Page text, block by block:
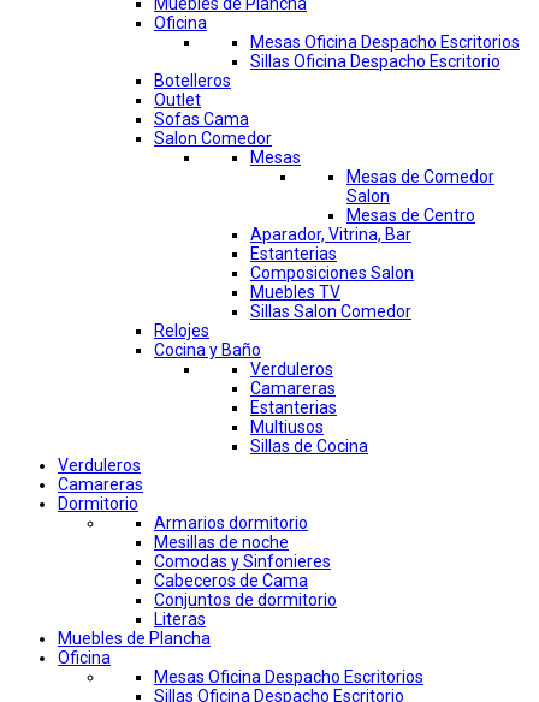
Muebles de Plancha
Oficina
Mesas Oficina Despacho Escritorios
Sillas Oficina Despacho Escritorio
Botelleros
Outlet
Sofas Cama
Salon Comedor
Mesas
Mesas de Comedor
Salon
Mesas de Centro
Aparador, Vitrina, Bar
Estanterias
Composiciones Salon
Muebles TV
Sillas Salon Comedor
Relojes
Cocina y Baño
Verduleros
Camareras
Estanterias
Multiusos
Sillas de Cocina
Verduleros
Camareras
Dormitorio
Armarios dormitorio
Mesillas de noche
Comodas y Sinfonieres
Cabeceros de Cama
Conjuntos de dormitorio
Literas
Muebles de Plancha
Oficina
Mesas Oficina Despacho Escritorios
Sillas Oficina Despacho Escritorio